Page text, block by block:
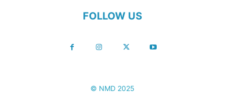
FOLLOW US
© NMD 2025